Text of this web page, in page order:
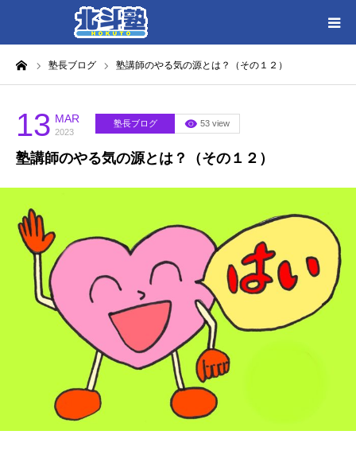
塾長ブログ 塾講師のやる気の源とは？（その１２）
13 MAR
2023
塾長ブログ 53 view
塾講師のやる気の源とは？（その１２）
HOME
各教室別に記事を見る
北斗塾／教室一覧